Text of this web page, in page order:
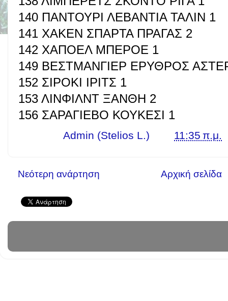
140 ΠΑΝΤΟΥΡΙ ΛΕΒΑΝΤΙΑ ΤΑΛΙΝ 1
141 ΧΑΚΕΝ ΣΠΑΡΤΑ ΠΡΑΓΑΣ 2
142 ΧΑΠΟΕΛ ΜΠΕΡΟΕ 1
149 ΒΕΣΤΜΑΝΓΙΕΡ ΕΡΥΘΡΟΣ
152 ΣΙΡΟΚΙ ΙΡΙΤΣ 1
153 ΛΙΝΦΙΛΝΤ ΞΑΝΘΗ 2
156 ΣΑΡΑΓΙΕΒΟ ΚΟΥΚΕΣΙ 1
Admin (Stelios L.) 11:35 π.μ.
Νεότερη ανάρτηση Αρχική σελίδα